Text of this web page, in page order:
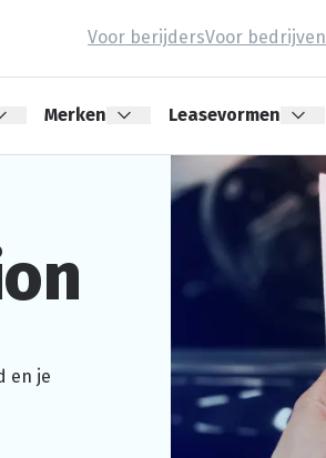
Voor berijdersVoor bedrijven
Merken Leasevormen
en je